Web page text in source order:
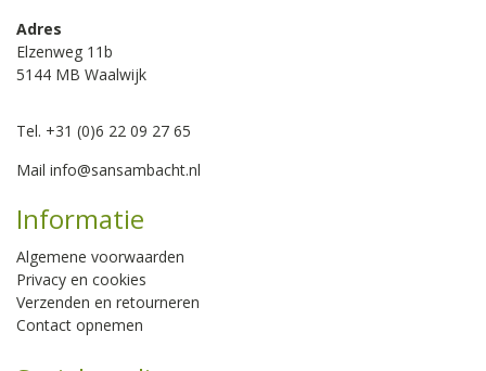
Adres
Elzenweg 11b
5144 MB Waalwijk
Tel. +31 (0)6 22 09 27 65
Mail info@sansambacht.nl
Informatie
Algemene voorwaarden
Privacy en cookies
Verzenden en retourneren
Contact opnemen